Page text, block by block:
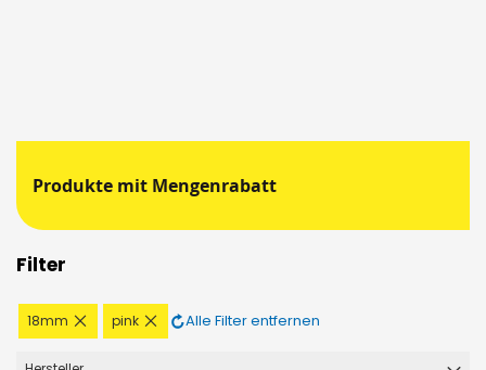
Produkte mit Mengenrabatt
Filter
18mm
Diesen
Artikel
pink
Diesen
Artikel
Alle Filter entfernen